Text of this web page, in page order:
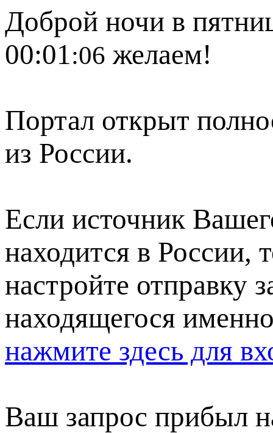
Доброй ночи в
00:01:06 желаем!
Портал открыт
из России.
Если источник
находится в России,
настройте отправку
находящегося
нажмите здесь для
Ваш запрос прибыл